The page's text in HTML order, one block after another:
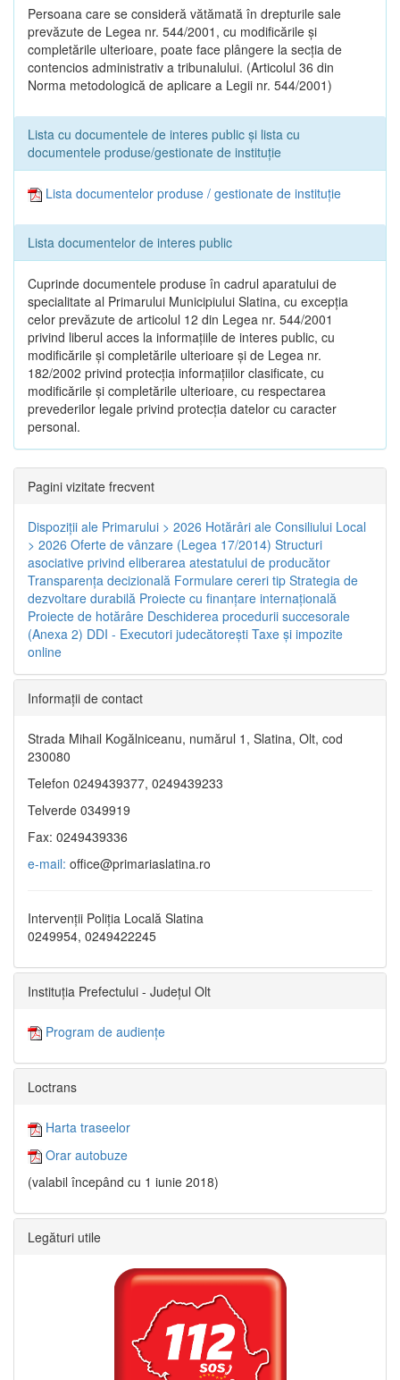
Persoana care se consideră vătămată în drepturile sale
prevăzute de Legea nr. 544/2001, cu modificările şi
completările ulterioare, poate face plângere la secţia de
contencios administrativ a tribunalului. (Articolul 36 din
Norma metodologică de aplicare a Legii nr. 544/2001)
Lista cu documentele de interes public și lista cu
documentele produse/gestionate de instituție
Lista documentelor produse / gestionate de instituție
Lista documentelor de interes public
Cuprinde documentele produse în cadrul aparatului de
specialitate al Primarului Municipiului Slatina, cu excepția
celor prevăzute de articolul 12 din Legea nr. 544/2001
privind liberul acces la informațiile de interes public, cu
modificările și completările ulterioare și de Legea nr.
182/2002 privind protecția informațiilor clasificate, cu
modificările și completările ulterioare, cu respectarea
prevederilor legale privind protecția datelor cu caracter
personal.
Pagini vizitate frecvent
Dispoziţii ale Primarului > 2026 Hotărâri ale Consiliului Local
> 2026 Oferte de vânzare (Legea 17/2014) Structuri
asociative privind eliberarea atestatului de producător
Transparenţa decizională Formulare cereri tip Strategia de
dezvoltare durabilă Proiecte cu finanţare internaţională
Proiecte de hotărâre Deschiderea procedurii succesorale
(Anexa 2) DDI - Executori judecătorești Taxe şi impozite
online
Informaţii de contact
Strada Mihail Kogălniceanu, numărul 1, Slatina, Olt, cod
230080
Telefon 0249439377, 0249439233
Telverde 0349919
Fax: 0249439336
e-mail: office@primariaslatina.ro
Intervenții Poliția Locală Slatina
0249954, 0249422245
Instituția Prefectului - Județul Olt
Program de audiențe
Loctrans
Harta traseelor
Orar autobuze
(valabil începând cu 1 iunie 2018)
Legături utile